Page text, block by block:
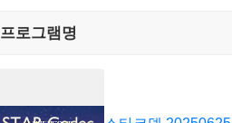
프로그램명